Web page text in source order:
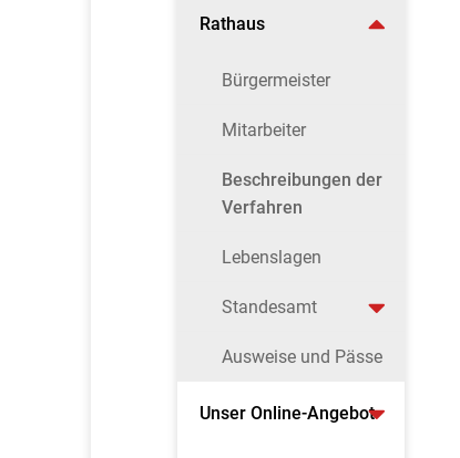
Rathaus
Bürgermeister
Mitarbeiter
Beschreibungen der
Verfahren
Lebenslagen
Standesamt
Ausweise und Pässe
Unser Online-Angebot